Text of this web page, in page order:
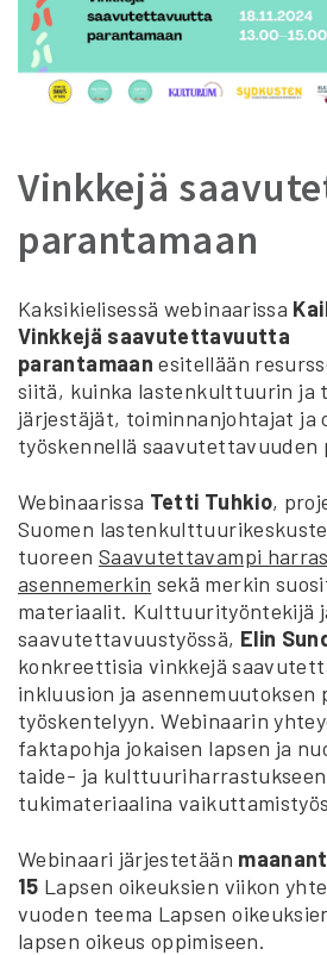
Vinkkejä
parantamaan
Kaksikielisessä webinaarissa
Vinkkejä saavutettavuutta
parantamaan esitellään
siitä, kuinka lastenkulttuurin ja
järjestäjät, toiminnanjohtajat ja
työskennellä saavutettavuuden
Webinaarissa Tetti Tuhkio,
Suomen
tuoreen Saavutettavampi
asennemerkin sekä merkin
materiaalit. Kulttuurityöntekijä
saavutettavuustyössä, Elin
konkreettisia vinkkejä
inkluusion ja asennemuutoksen
työskentelyyn. Webinaarin
faktapohja jokaisen lapsen ja
taide- ja
tukimateriaalina
Webinaari järjestetään
15 Lapsen oikeuksien viikon
vuoden teema Lapsen
lapsen oikeus oppimiseen.